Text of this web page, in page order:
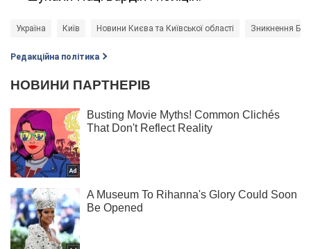
Україна Київ Новини Києва та Київської області Зникнення
Редакційна політика